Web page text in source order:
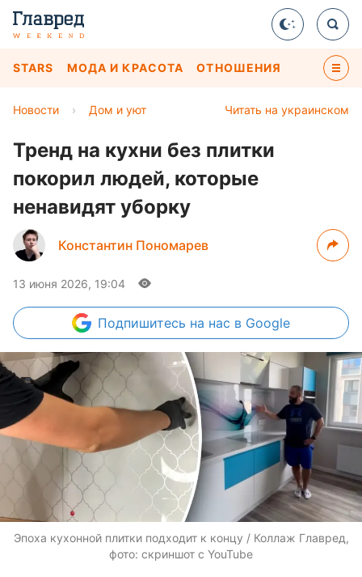
STARS МОДА И КРАСОТА ОТНОШЕНИЯ
Читать на украинском
Новости › Дом и уют
Тренд на кухни без плитки
покорил людей, которые
ненавидят уборку
Константин Пономарев
13 июня 2026, 19:04
Подпишитесь на нас в Google
Эпоха кухонной плитки подходит к концу / Коллаж Главред,
фото: скриншот с YouTube